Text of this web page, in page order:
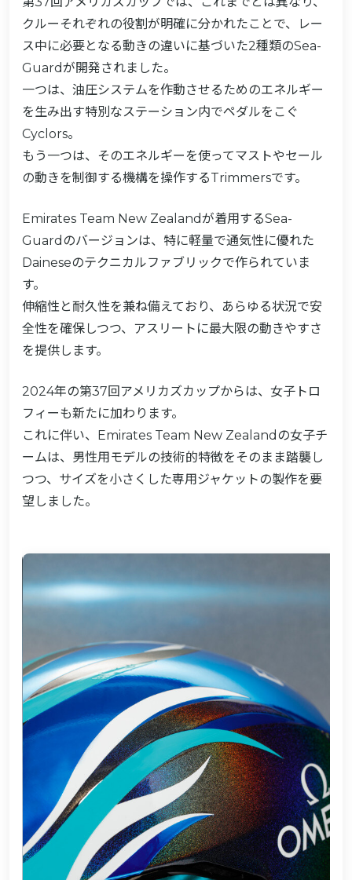
クルーそれぞれの役割が明確に分かれたことで、レー
ス中に必要となる動きの違いに基づいた2種類のSea-
Guardが開発されました。
一つは、油圧システムを作動させるためのエネルギー
を生み出す特別なステーション内でペダルをこぐ
Cyclors。
もう一つは、そのエネルギーを使ってマストやセール
の動きを制御する機構を操作するTrimmersです。
Emirates Team New Zealandが着用するSea-
Guardのバージョンは、特に軽量で通気性に優れた
Daineseのテクニカルファブリックで作られていま
す。
伸縮性と耐久性を兼ね備えており、あらゆる状況で安
全性を確保しつつ、アスリートに最大限の動きやすさ
を提供します。
2024年の第37回アメリカズカップからは、女子トロ
フィーも新たに加わります。
これに伴い、Emirates Team New Zealandの女子チ
ームは、男性用モデルの技術的特徴をそのまま踏襲し
つつ、サイズを小さくした専用ジャケットの製作を要
望しました。